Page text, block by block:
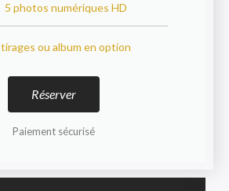
5 photos numériques HD
tirages ou album en option
Réserver
Paiement sécurisé